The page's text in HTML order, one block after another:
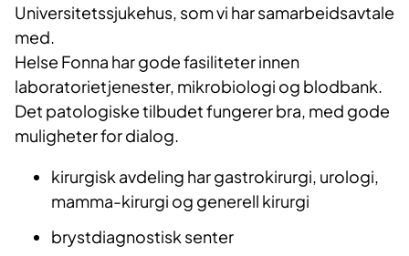
Universitetssjukehus, som vi har samarbeidsavtale
med.
Helse Fonna har gode fasiliteter innen
laboratorietjenester, mikrobiologi og blodbank.
Det patologiske tilbudet fungerer bra, med gode
muligheter for dialog.
kirurgisk avdeling har gastrokirurgi, urologi,
mamma-kirurgi og generell kirurgi
brystdiagnostisk senter